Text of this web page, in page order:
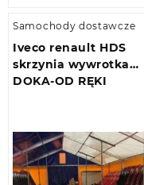
Samochody dostawcze
Iveco renault HDS
skrzynia wywrotka
DOKA-OD RĘKI